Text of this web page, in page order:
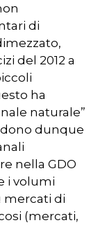
di
del 2012 a
ha
naturale”
dunque
nella GDO
i volumi
mercati di
(mercati,